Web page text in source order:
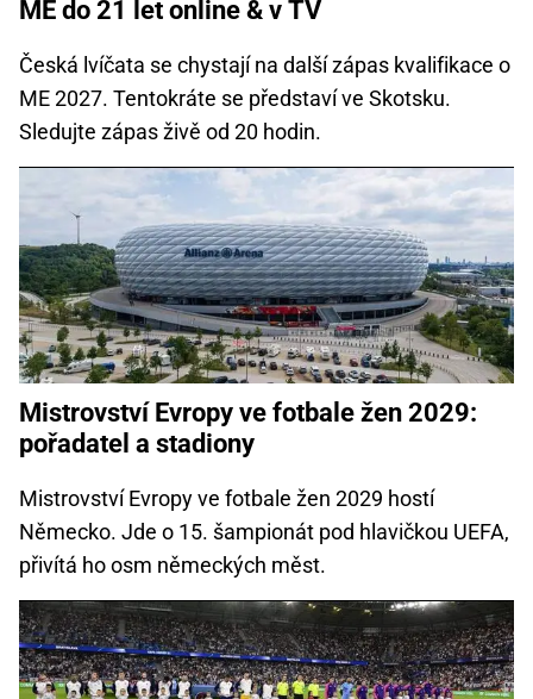
ME do 21 let online & v TV
Česká lvíčata se chystají na další zápas kvalifikace o
ME 2027. Tentokráte se představí ve Skotsku.
Sledujte zápas živě od 20 hodin.
Mistrovství Evropy ve fotbale žen 2029:
pořadatel a stadiony
Mistrovství Evropy ve fotbale žen 2029 hostí
Německo. Jde o 15. šampionát pod hlavičkou UEFA,
přivítá ho osm německých měst.